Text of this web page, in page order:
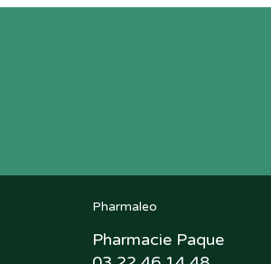
Pharmaleo
Pharmacie Paque